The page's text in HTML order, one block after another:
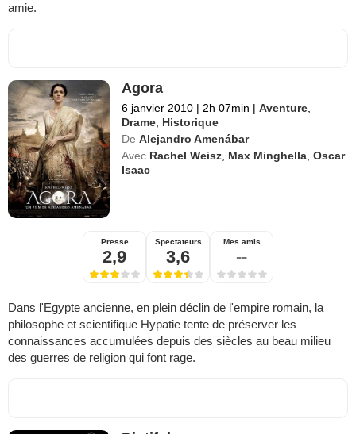
amie.
Agora
6 janvier 2010 | 2h 07min | Aventure,
Drame, Historique
De Alejandro Amenábar
Avec Rachel Weisz, Max Minghella,Oscar
Isaac
Presse
2,9
Spectateurs
3,6
Mes amis
--
Dans l'Egypte ancienne, en plein déclin de l'empire romain, la
philosophe et scientifique Hypatie tente de préserver les
connaissances accumulées depuis des siècles au beau milieu
des guerres de religion qui font rage.